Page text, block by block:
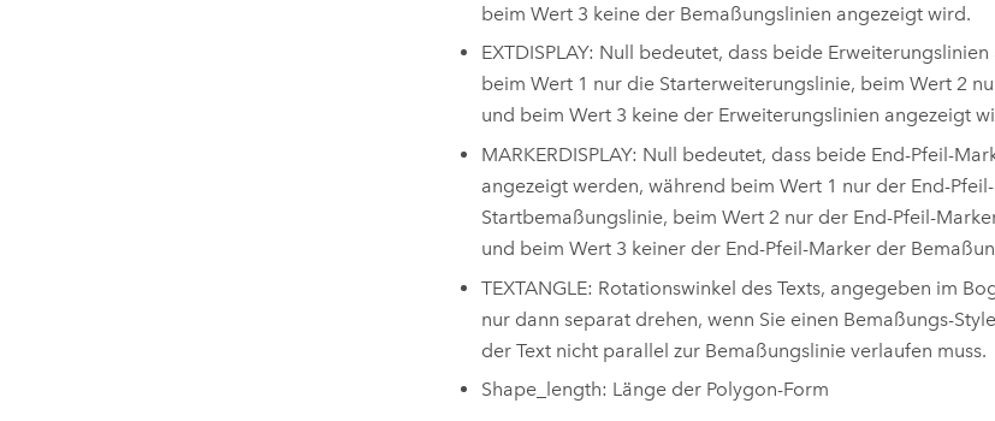
beim Wert 3 keine der Bemaßungslinien angezeigt wird.
EXTDISPLAY: Null bedeutet, dass beide
beim Wert 1 nur die Starterweiterungslinie, beim Wert 2
und beim Wert 3 keine der Erweiterungslinien angezeigt
MARKERDISPLAY: Null bedeutet, dass beide End-Pfeil-
angezeigt werden, während beim Wert 1 nur der End-
Startbemaßungslinie, beim Wert 2 nur der End-Pfeil-
und beim Wert 3 keiner der End-Pfeil-Marker der
TEXTANGLE: Rotationswinkel des Texts, angegeben im
nur dann separat drehen, wenn Sie einen Bemaßungs-
der Text nicht parallel zur Bemaßungslinie verlaufen muss.
Shape_length: Länge der Polygon-Form